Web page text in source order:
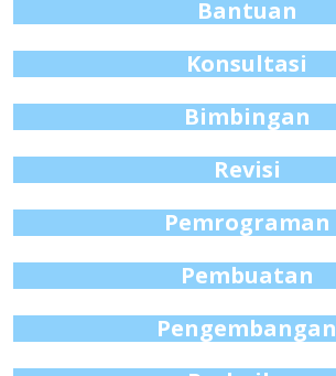
Bantuan
Konsultasi
Bimbingan
Revisi
Pemrograman
Pembuatan
Pengembangan